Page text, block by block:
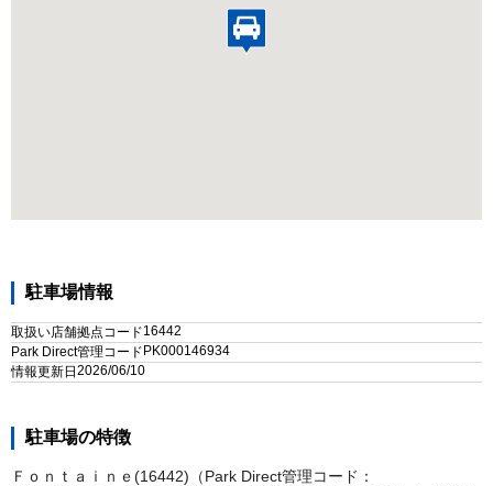
駐車場情報
取扱い店舗拠点コード16442
Park Direct管理コード PK000146934
情報更新日 2026/06/10
駐車場の特徴
Ｆｏｎｔａｉｎｅ(16442)（Park Direct管理コード：